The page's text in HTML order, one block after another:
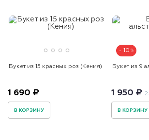
Букет из 15 красных роз (Кения)
1 690 ₽
В КОРЗИНУ
10
Букет из 9
1 950 ₽ 2
В КОРЗИНУ